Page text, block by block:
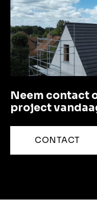
LET'S GO!
Neem contact
project
CONTACT